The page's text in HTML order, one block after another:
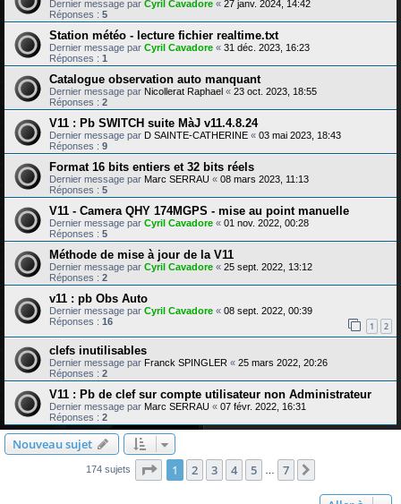
Dernier message par Cyril Cavadore « 27 janv. 2024, 14:42
Réponses : 5
Station météo - lecture fichier realtime.txt
Dernier message par Cyril Cavadore « 31 déc. 2023, 16:23
Réponses : 1
Catalogue observation auto manquant
Dernier message par Nicollerat Raphael « 23 oct. 2023, 18:55
Réponses : 2
V11 : Pb SWITCH suite MàJ v11.4.8.24
Dernier message par D SAINTE-CATHERINE « 03 mai 2023, 18:43
Réponses : 9
Format 16 bits entiers et 32 bits réels
Dernier message par Marc SERRAU « 08 mars 2023, 11:13
Réponses : 5
V11 - Camera QHY 174MGPS - mise au point manuelle
Dernier message par Cyril Cavadore « 01 nov. 2022, 00:28
Réponses : 5
Méthode de mise à jour de la V11
Dernier message par Cyril Cavadore « 25 sept. 2022, 13:12
Réponses : 2
v11 : pb Obs Auto
Dernier message par Cyril Cavadore « 08 sept. 2022, 00:39
Réponses : 16 1 2
clefs inutilisables
Dernier message par Franck SPINGLER « 25 mars 2022, 20:26
Réponses : 2
V11 : Pb de clef sur compte utilisateur non Administrateur
Dernier message par Marc SERRAU « 07 févr. 2022, 16:31
Réponses : 2
Nouveau sujet
174 sujets Page 1sur7
1 2 3 4 5 7